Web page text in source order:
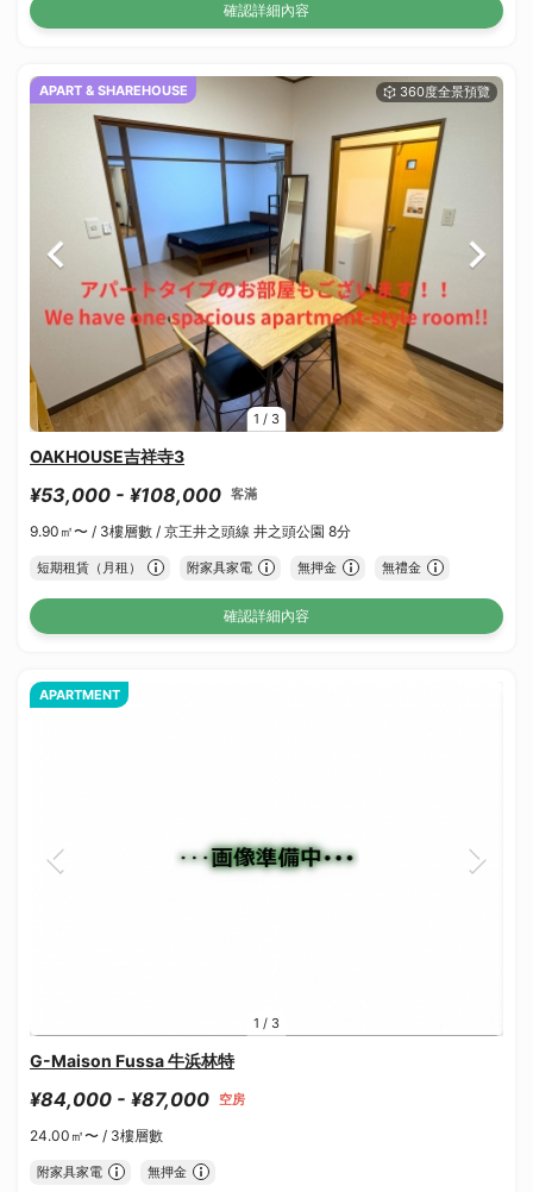
確認詳細內容
1 / 3
APART & SHAREHOUSE
OAKHOUSE吉祥寺3
¥53,000 - ¥108,000 客滿
9.90㎡〜 / 3樓層數 / 京王井之頭線 井之頭公園 8分
短期租賃（月租） 附家具家電 無押金 無禮金
確認詳細內容
1 / 3
APARTMENT
G-Maison Fussa 牛浜林特
¥84,000 - ¥87,000 空房
24.00㎡〜 / 3樓層數
附家具家電 無押金